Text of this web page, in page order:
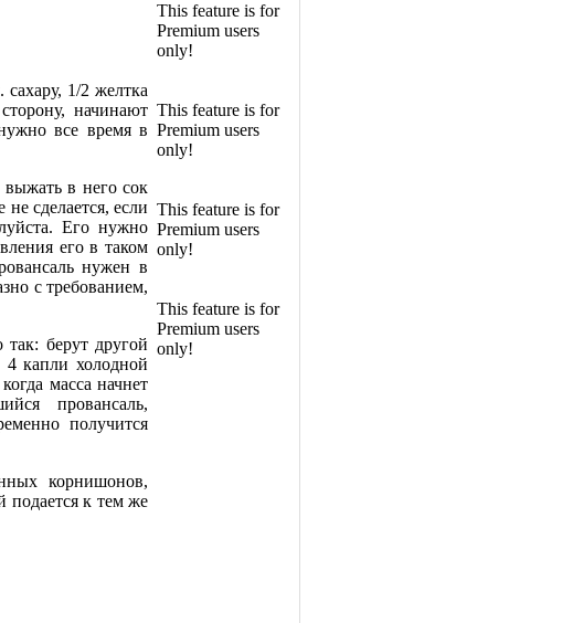
1/2 желтка
начинают
все время в
выжать в него сок
сделается, если
Его нужно
его в таком
нужен в
с требованием,
берут другой
капли холодной
масса начнет
провансаль,
получится
корнишонов,
подается к тем же
This feature is for
Premium users
only!
This feature is for
Premium users
only!
This feature is for
Premium users
only!
This feature is for
Premium users
only!